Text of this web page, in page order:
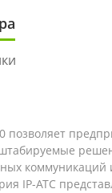
позволяет
коммуникаций
IP-АТС